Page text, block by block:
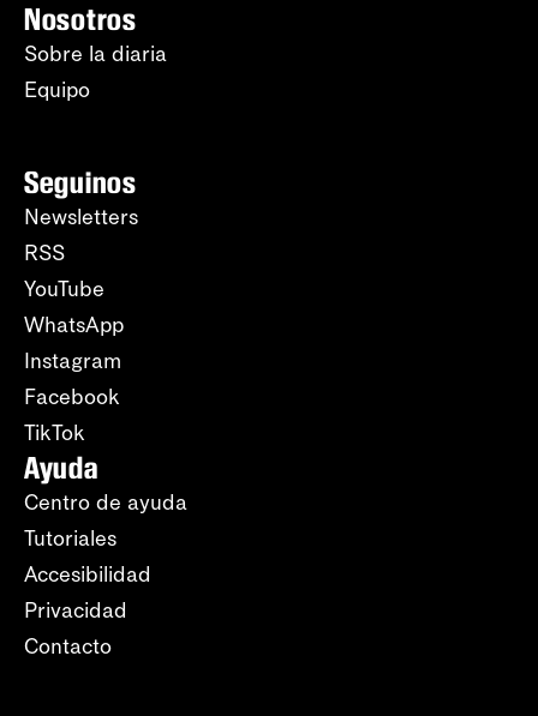
Nosotros
Sobre la diaria
Equipo
Seguinos
Newsletters
RSS
YouTube
WhatsApp
Instagram
Facebook
TikTok
Ayuda
Centro de ayuda
Tutoriales
Accesibilidad
Privacidad
Contacto